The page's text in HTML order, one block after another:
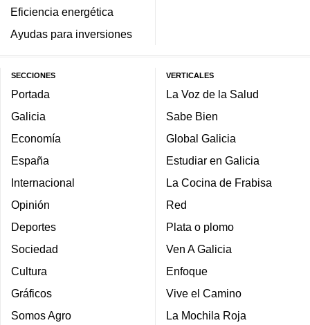
Eficiencia energética
Ayudas para inversiones
SECCIONES
Portada
Galicia
Economía
España
Internacional
Opinión
Deportes
Sociedad
Cultura
Gráficos
Somos Agro
VERTICALES
La Voz de la Salud
Sabe Bien
Global Galicia
Estudiar en Galicia
La Cocina de Frabisa
Red
Plata o plomo
Ven A Galicia
Enfoque
Vive el Camino
La Mochila Roja